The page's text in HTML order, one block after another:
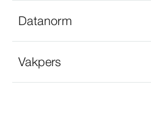
Datanorm
Vakpers